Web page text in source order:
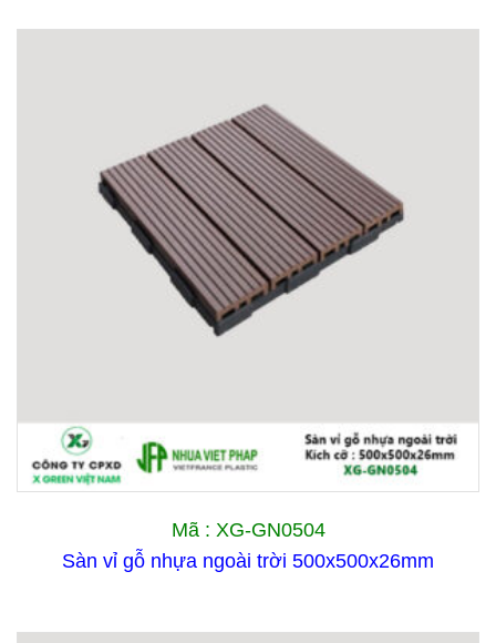
Mã : XG-GN0504
Sàn vỉ gỗ nhựa ngoài trời 500x500x26mm